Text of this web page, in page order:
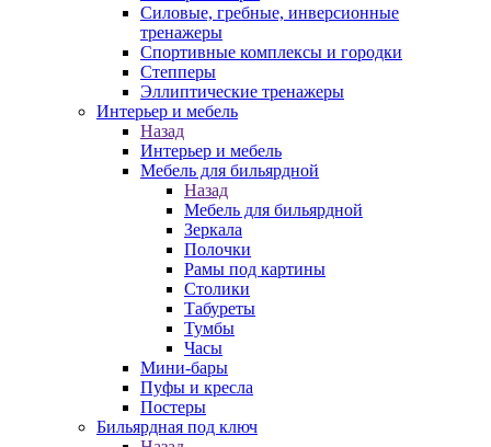
Силовые, гребные, инверсионные
тренажеры
Спортивные комплексы и городки
Степперы
Эллиптические тренажеры
Интерьер и мебель
Назад
Интерьер и мебель
Мебель для бильярдной
Назад
Мебель для бильярдной
Зеркала
Полочки
Рамы под картины
Столики
Табуреты
Тумбы
Часы
Мини-бары
Пуфы и кресла
Постеры
Бильярдная под ключ